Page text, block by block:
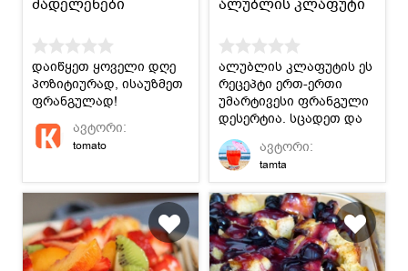
მადელენები
დაიწყეთ ყოველი დღე
პოზიტიურად, ისაუზმეთ
ფრანგულად!
ავტორი:
tomato
ალუბლის კლაფუტი
ალუბლის კლაფუტის ეს
რეცეპტი ერთ-ერთი
უმარტივესი ფრანგული
დესერტია. სცადეთ და
ისიამოვნეთ.
ავტორი:
tamta